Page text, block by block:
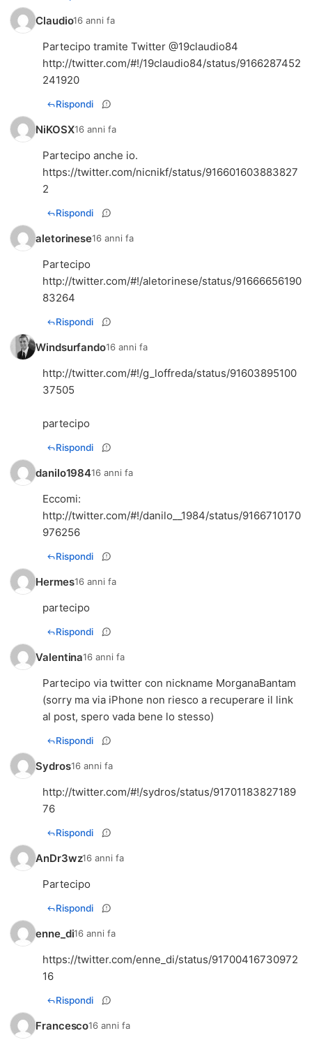
Claudio16 anni fa
Partecipo tramite Twitter @19claudio84
http://twitter.com/#!/19claudio84/status/9166287452
241920
Rispondi
NiKOSX16 anni fa
Partecipo anche io.
https://twitter.com/nicnikf/status/916601603883827
2
Rispondi
aletorinese16 anni fa
Partecipo
http://twitter.com/#!/aletorinese/status/91666656190
83264
Rispondi
Windsurfando16 anni fa
http://twitter.com/#!/g_loffreda/status/91603895100
37505
partecipo
Rispondi
danilo198416 anni fa
http://twitter.com/#!/danilo__1984/status/9166710170
976256
Rispondi
Hermes16 anni fa
partecipo
Rispondi
Valentina16 anni fa
Partecipo via twitter con nickname MorganaBantam
(sorry ma via iPhone non riesco a recuperare il link
al post, spero vada bene lo stesso)
Rispondi
Sydros16 anni fa
http://twitter.com/#!/sydros/status/91701183827189
76
Rispondi
AnDr3wz16 anni fa
Partecipo
Rispondi
enne_di16 anni fa
https://twitter.com/enne_di/status/91700416730972
16
Rispondi
Francesco16 anni fa